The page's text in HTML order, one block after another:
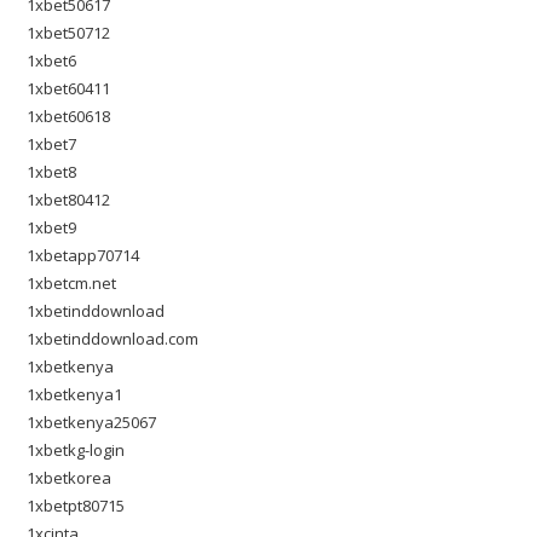
1xbet50617
1xbet50712
1xbet6
1xbet60411
1xbet60618
1xbet7
1xbet8
1xbet80412
1xbet9
1xbetapp70714
1xbetcm.net
1xbetinddownload
1xbetinddownload.com
1xbetkenya
1xbetkenya1
1xbetkenya25067
1xbetkg-login
1xbetkorea
1xbetpt80715